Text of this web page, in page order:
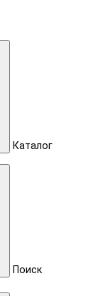
Каталог
Поиск